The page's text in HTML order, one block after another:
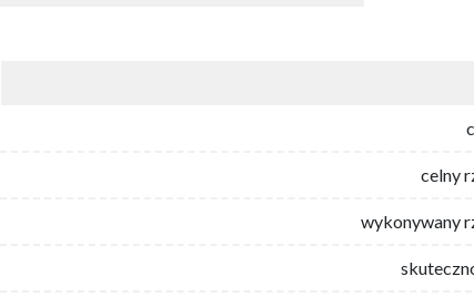
celny
wykonywany